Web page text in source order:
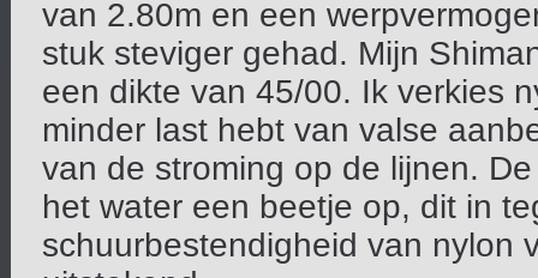
van 2.80m en een
stuk steviger gehad. Mijn
een dikte van 45/00. Ik verkies
minder last hebt van valse
van de stroming op de lijnen.
het water een beetje op, dit in
schuurbestendigheid van nylon